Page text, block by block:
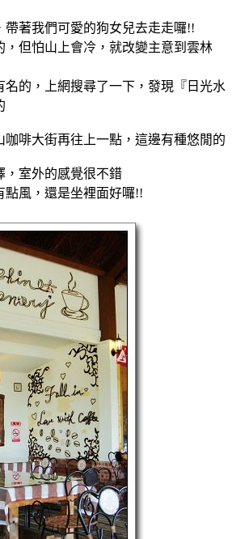
帶著我們可愛的狗女兒去走走囉!!
，但怕山上會冷，就改變主意到雲林
名的，上網搜尋了一下，發現『日光水
咖啡大街再往上一點，這邊有種悠閒的
，室外的感覺很不錯
點風，還是坐裡面好囉!!